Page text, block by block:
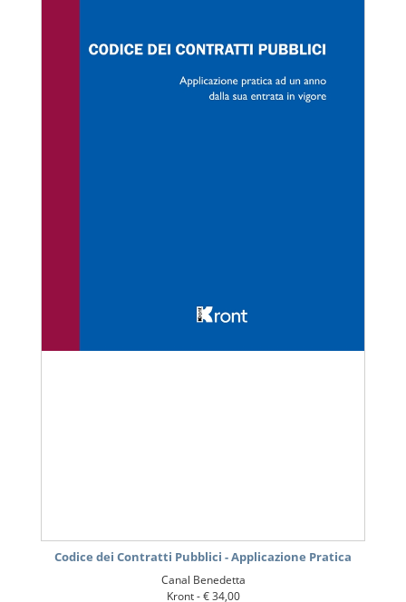
Codice dei Contratti Pubblici - Applicazione Pratica
Canal Benedetta
Kront -€ 34,00